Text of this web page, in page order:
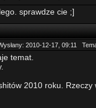
sprawdze cie ;]
2010-12-17, 09:11
temat.
2010 roku. Rzeczy